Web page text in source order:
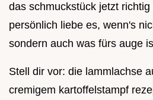
das schmuckstück jetzt
persönlich liebe es, wenn's
sondern auch was fürs auge
Stell dir vor: die lammlachse
cremigem kartoffelstampf